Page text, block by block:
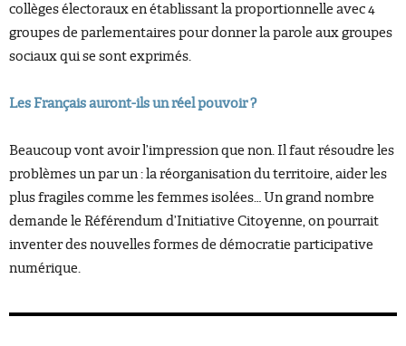
collèges électoraux en établissant la proportionnelle avec 4
groupes de parlementaires pour donner la parole aux groupes
sociaux qui se sont exprimés.
Les Français auront-ils un réel pouvoir ?
Beaucoup vont avoir l’impression que non. Il faut résoudre les
problèmes un par un : la réorganisation du territoire, aider les
plus fragiles comme les femmes isolées… Un grand nombre
demande le Référendum d’Initiative Citoyenne, on pourrait
inventer des nouvelles formes de démocratie participative
numérique.